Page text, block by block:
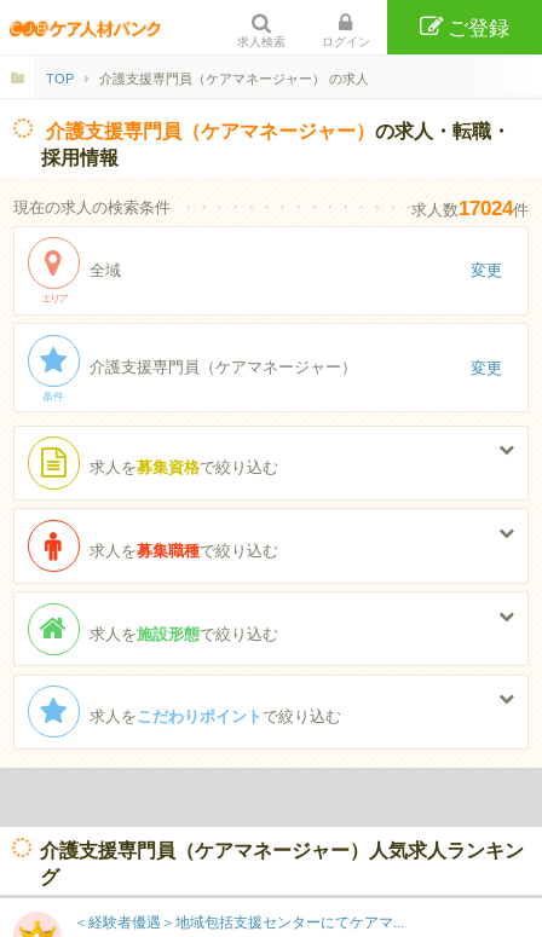
求人検索 ログイン
ご登録
TOP 介護支援専門員（ケアマネージャー） の求人
介護支援専門員（ケアマネージャー）の求人・転職・
採用情報
現在の求人の検索条件 ・・・・・・・・・・・・・・・・・・・・・・
求人数17024件
エリア
全域 変更
条件
介護支援専門員（ケアマネージャー） 変更
求人を募集資格で絞り込む
求人を募集職種で絞り込む
求人を施設形態で絞り込む
求人をこだわりポイント で絞り込む
介護支援専門員（ケアマネージャー）人気求人ランキン
グ
＜経験者優遇＞地域包括支援センターにてケアマ...